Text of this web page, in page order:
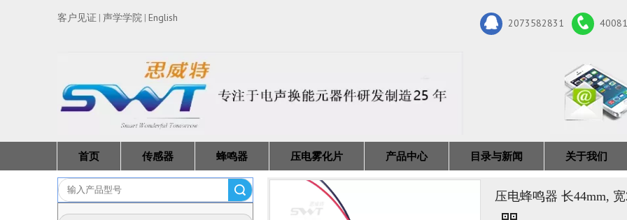
客户见证 | 声学学院 | English 2073582831
首页 传感器 蜂鸣器 压电雾化片 产品中心 目录与新闻 关于我们
压电蜂鸣器 长44mm,